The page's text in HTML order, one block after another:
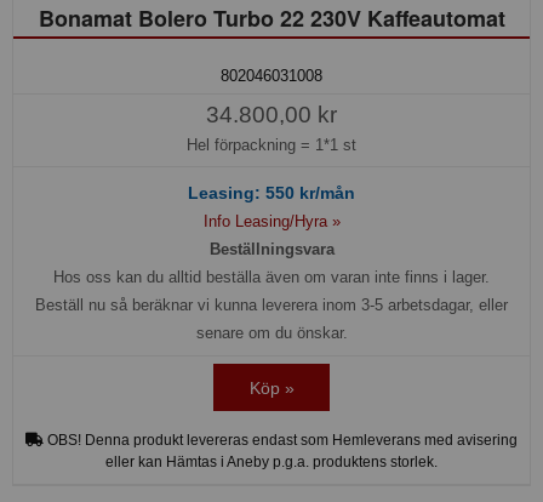
Bonamat Bolero Turbo 22 230V Kaffeautomat
802046031008
34.800,00 kr
Hel förpackning = 1*1 st
Leasing: 550 kr/mån
Info Leasing/Hyra »
Beställningsvara
Hos oss kan du alltid beställa även om varan inte finns i lager.
Beställ nu så beräknar vi kunna leverera inom 3-5 arbetsdagar, eller
senare om du önskar.
Köp »
OBS! Denna produkt levereras endast som Hemleverans med avisering
eller kan Hämtas i Aneby p.g.a. produktens storlek.